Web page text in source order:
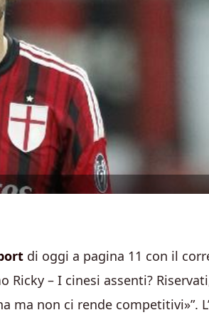
di oggi a pagina 11 con il
Ricky – I cinesi assenti?
ma non ci rende competitivi»”.